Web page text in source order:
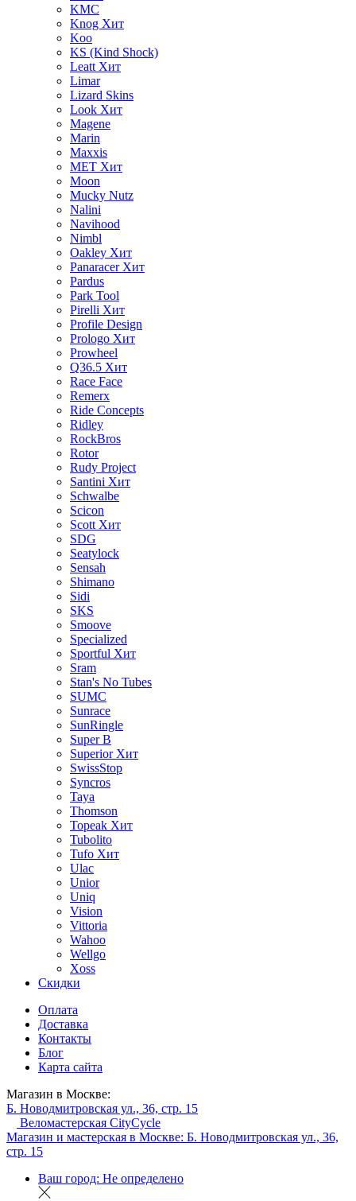
KMC
Knog Хит
Koo
KS (Kind Shock)
Leatt Хит
Limar
Lizard Skins
Look Хит
Magene
Marin
Maxxis
MET Хит
Moon
Mucky Nutz
Nalini
Navihood
Nimbl
Oakley Хит
Panaracer Хит
Pardus
Park Tool
Pirelli Хит
Profile Design
Prologo Хит
Prowheel
Q36.5 Хит
Race Face
Remerx
Ride Concepts
Ridley
RockBros
Rotor
Rudy Project
Santini Хит
Schwalbe
Scicon
Scott Хит
SDG
Seatylock
Sensah
Shimano
Sidi
SKS
Smoove
Specialized
Sportful Хит
Sram
Stan's No Tubes
SUMC
Sunrace
SunRingle
Super B
Superior Хит
SwissStop
Syncros
Taya
Thomson
Topeak Хит
Tubolito
Tufo Хит
Ulac
Unior
Uniq
Vision
Vittoria
Wahoo
Wellgo
Xoss
Скидки
Оплата
Доставка
Контакты
Блог
Карта сайта
Магазин в Москве:
Б. Новодмитровская ул., 36, стр. 15
Веломастерская CityCycle
Магазин и мастерская в Москве: Б. Новодмитровская ул., 36,
стр. 15
Ваш город: Не определено